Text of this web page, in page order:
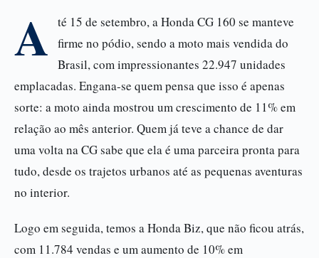
A
té 15 de setembro, a Honda CG 160 se manteve
firme no pódio, sendo a moto mais vendida do
Brasil, com impressionantes 22.947 unidades
emplacadas. Engana-se quem pensa que isso é apenas
sorte: a moto ainda mostrou um crescimento de 11% em
relação ao mês anterior. Quem já teve a chance de dar
uma volta na CG sabe que ela é uma parceira pronta para
tudo, desde os trajetos urbanos até as pequenas aventuras
no interior.
Logo em seguida, temos a Honda Biz, que não ficou atrás,
com 11.784 vendas e um aumento de 10% em